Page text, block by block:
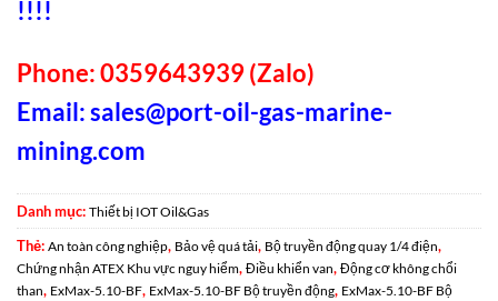
!!!!
Phone: 0359643939 (Zalo)
Email:sales@port-oil-gas-marine-
mining.com
Danh mục: Thiết bị IOT Oil&Gas
Thẻ: An toàn công nghiệp, Bảo vệ quá tải, Bộ truyền động quay 1/4 điện,
Chứng nhận ATEX Khu vực nguy hiểm, Điều khiển van, Động cơ không chổi
than, ExMax-5.10-BF, ExMax-5.10-BF Bộ truyền động, ExMax-5.10-BF Bộ